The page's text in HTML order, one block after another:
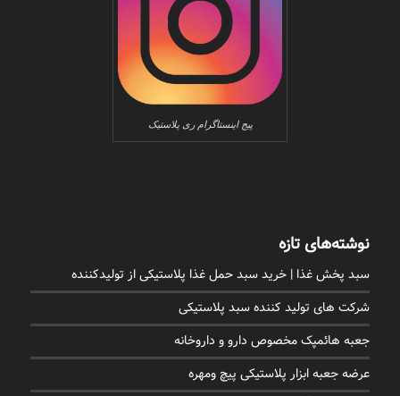
پیج اینستاگرام ری پلاستیک
نوشته‌های تازه
سبد پخش غذا | خرید سبد حمل غذا پلاستیکی از تولیدکننده
شرکت های تولید کننده سبد پلاستیکی
جعبه هائمپک مخصوص دارو و داروخانه
عرضه جعبه ابزار پلاستیکی پیچ ومهره